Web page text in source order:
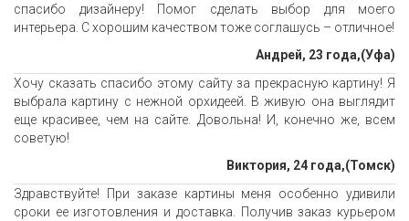
спасибо дизайнеру! Помог сделать выбор для моего
интерьера. С хорошим качеством тоже соглашусь – отличное!
Андрей, 23 года,(Уфа)
Хочу сказать спасибо этому сайту за прекрасную картину! Я
выбрала картину с нежной орхидеей. В живую она выглядит
еще красивее, чем на сайте. Довольна! И, конечно же, всем
советую!
Виктория, 24 года,(Томск)
Здравствуйте! При заказе картины меня особенно удивили
сроки ее изготовления и доставка. Получив заказ курьером